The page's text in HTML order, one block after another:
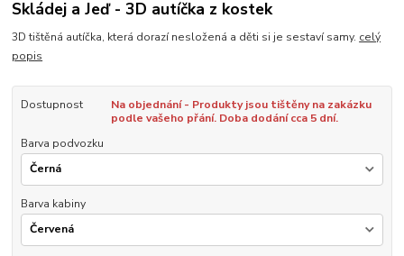
Skládej a Jeď - 3D autíčka z kostek
3D tištěná autíčka, která dorazí nesložená a děti si je sestaví samy. celý
popis
Dostupnost
Na objednání - Produkty jsou tištěny na zakázku
podle vašeho přání. Doba dodání cca 5 dní.
Barva podvozku
Barva kabiny